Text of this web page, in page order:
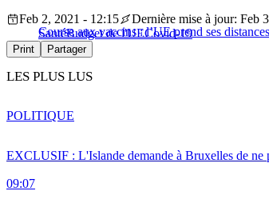
Course aux vaccins : l’UE prend ses
Feb 2, 2021 - 12:15
Dernière mise à jour: Feb
SantéBudget de l'UECovid-19
Print Partager
LES PLUS LUS
EXCLUSIF : L'Islande demande à Bruxelles de ne
09:07
POLITIQUE